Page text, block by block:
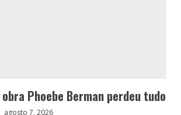
Phoebe Berman perdeu tudo
agosto 7, 2026